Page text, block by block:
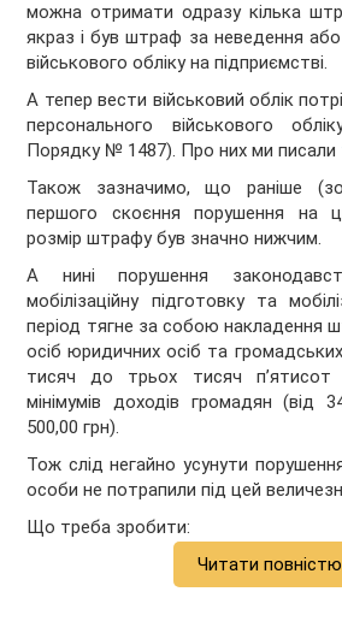
можна отримати одразу кілька
якраз і був штраф за неведення
військового обліку на підприємстві.
А тепер вести військовий облік
персонального військового
Порядку № 1487). Про них ми писали
Також зазначимо, що раніше
першого скоєння порушення на
розмір штрафу був значно нижчим.
А нині порушення
мобілізаційну підготовку та
період тягне за собою накладення
осіб юридичних осіб та
тисяч до трьох тисяч п’ятисот
мінімумів доходів громадян (від
500,00 грн).
Тож слід негайно усунути
особи не потрапили під цей
Що треба зробити:
Читати повністю